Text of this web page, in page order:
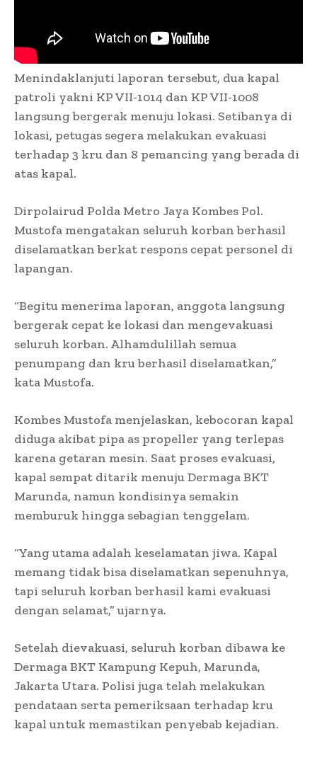
Menindaklanjuti laporan tersebut, dua kapal
patroli yakni KP VII-1014 dan KP VII-1008
langsung bergerak menuju lokasi. Setibanya di
lokasi, petugas segera melakukan evakuasi
terhadap 3 kru dan 8 pemancing yang berada di
atas kapal.
Dirpolairud Polda Metro Jaya Kombes Pol.
Mustofa mengatakan seluruh korban berhasil
diselamatkan berkat respons cepat personel di
lapangan.
“Begitu menerima laporan, anggota langsung
bergerak cepat ke lokasi dan mengevakuasi
seluruh korban. Alhamdulillah semua
penumpang dan kru berhasil diselamatkan,”
kata Mustofa.
Kombes Mustofa menjelaskan, kebocoran kapal
diduga akibat pipa as propeller yang terlepas
karena getaran mesin. Saat proses evakuasi,
kapal sempat ditarik menuju Dermaga BKT
Marunda, namun kondisinya semakin
memburuk hingga sebagian tenggelam.
“Yang utama adalah keselamatan jiwa. Kapal
memang tidak bisa diselamatkan sepenuhnya,
tapi seluruh korban berhasil kami evakuasi
dengan selamat,” ujarnya.
Setelah dievakuasi, seluruh korban dibawa ke
Dermaga BKT Kampung Kepuh, Marunda,
Jakarta Utara. Polisi juga telah melakukan
pendataan serta pemeriksaan terhadap kru
kapal untuk memastikan penyebab kejadian.